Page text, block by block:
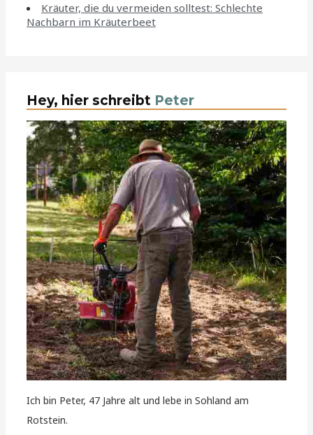
Kräuter, die du vermeiden solltest: Schlechte
Nachbarn im Kräuterbeet
Hey, hier schreibt Peter
Ich bin Peter, 47 Jahre alt und lebe in Sohland am
Rotstein.